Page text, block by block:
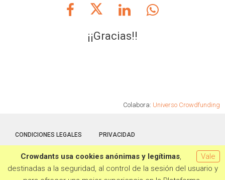
¡¡Gracias!!
Colabora: Universo Crowdfunding
CONDICIONES LEGALES PRIVACIDAD
Hecho con la tecnología deCrowdants © 2026
Vale
Crowdants usa cookies anónimas y legítimas,
destinadas a la seguridad, al control de la sesión del usuario y